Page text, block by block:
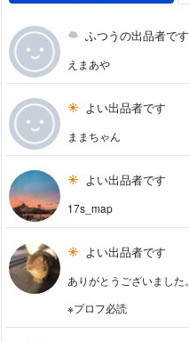
ふつうの出品者です
えまあや
よい出品者です
ままちゃん
よい出品者です
17s_map
よい出品者です
ありがとうございました。
※プロフ必読